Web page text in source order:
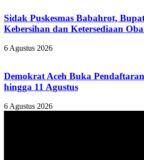
Sidak Puskesmas Babahrot,
Kebersihan dan Ketersediaan
6 Agustus 2026
Demokrat Aceh Buka
hingga 11 Agustus
6 Agustus 2026